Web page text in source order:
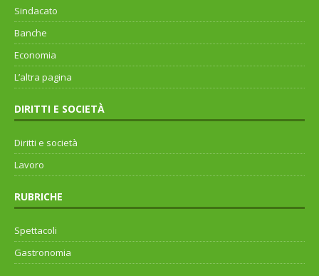
Sindacato
Banche
Economia
L’altra pagina
DIRITTI E SOCIETÀ
Diritti e società
Lavoro
RUBRICHE
Spettacoli
Gastronomia